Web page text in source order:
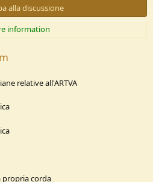
t
alla discussione
information
relative all'ARTVA
propria corda